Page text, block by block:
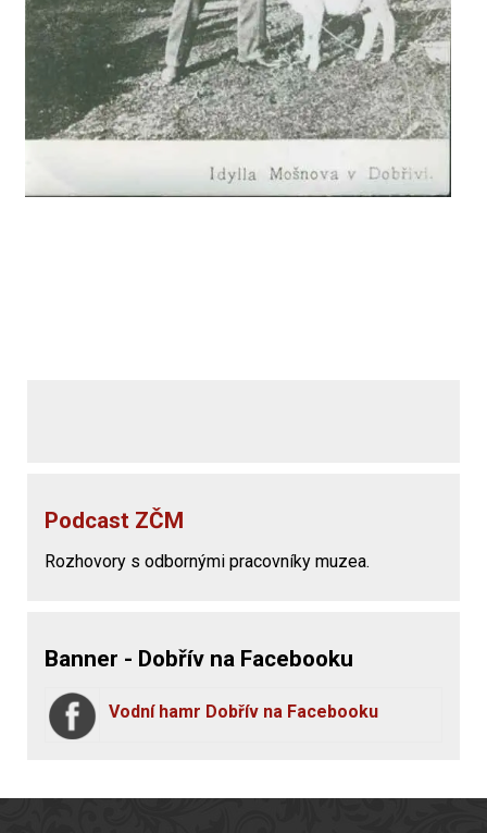
Podcast ZČM
Rozhovory s odbornými pracovníky muzea.
Banner - Dobřív na Facebooku
Vodní hamr Dobřív na Facebooku